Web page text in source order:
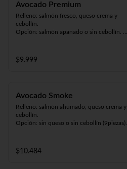
Avocado Premium
Relleno: salmón fresco, queso crema y
cebollín.
Opción: salmón apanado o sin cebollín.
$9.999
Avocado Smoke
Relleno: salmón ahumado, queso crema y
cebollín.
Opción: sin queso o sin cebollín (9piezas).
$10.484